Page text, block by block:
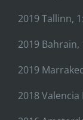
2019 Tallinn,
2019 Bahrain,
2019
2018 Valencia